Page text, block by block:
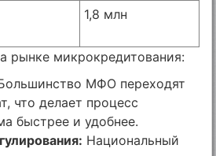
1,8 млн
рынке микрокредитования:
МФО переходят
что делает процесс
быстрее и удобнее.
Национальный